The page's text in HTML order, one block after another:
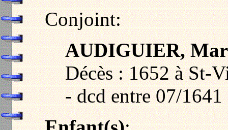
Conjoint:
AUDIGUIER,
Décès : 1652 à St-
- dcd entre 07/1641